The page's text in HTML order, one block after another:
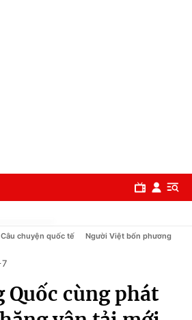
Câu chuyện quốc tế Người Việt bốn phương
Quốc cùng phát